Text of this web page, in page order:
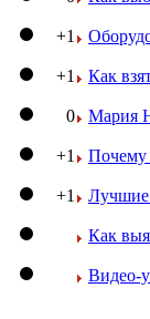
+1
+1 Как
0 Мария
+1 Почему
+1 Лучшие
Как
Видео-